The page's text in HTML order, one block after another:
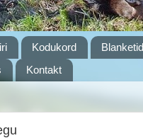
Kodukord Blanketid
Kontakt